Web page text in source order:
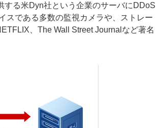
る米Dyn社という企業のサーバにDDoS
スである多数の監視カメラや、ストレー
、The Wall Street Journalなど著名